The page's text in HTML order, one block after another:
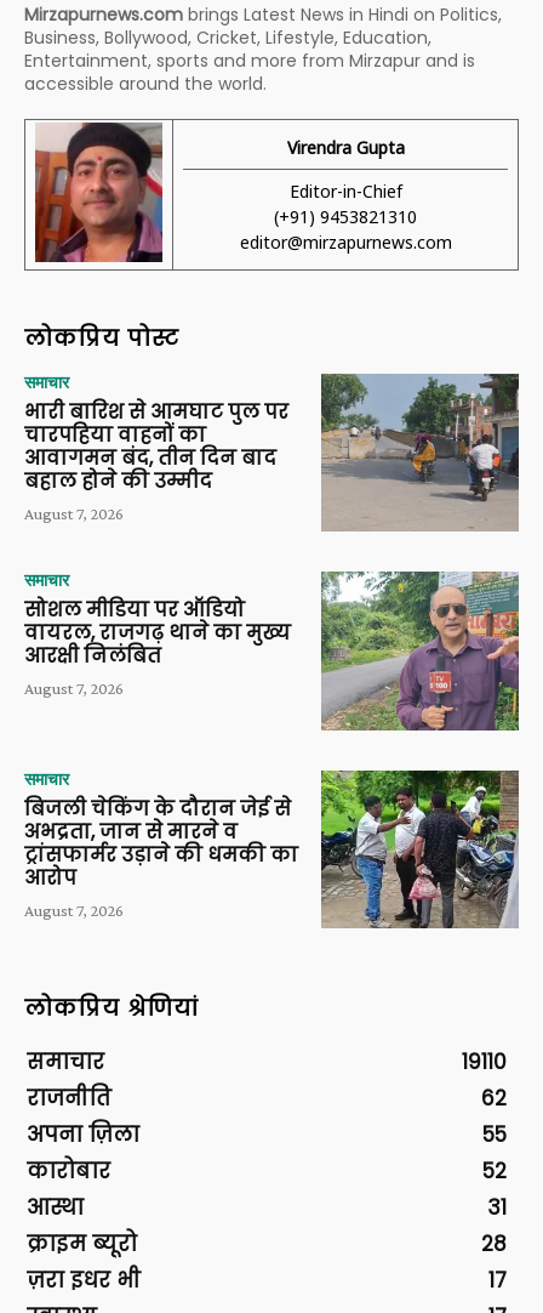
Mirzapurnews.com brings Latest News in Hindi on Politics,
Business, Bollywood, Cricket, Lifestyle, Education,
Entertainment, sports and more from Mirzapur and is
accessible around the world.
Virendra Gupta
Editor-in-Chief
(+91) 9453821310
editor@mirzapurnews.com
लोकप्रिय पोस्ट
समाचार
भारी बारिश से आमघाट पुल पर
चारपहिया वाहनों का
आवागमन बंद, तीन दिन बाद
बहाल होने की उम्मीद
August 7, 2026
समाचार
सोशल मीडिया पर ऑडियो
वायरल, राजगढ़ थाने का मुख्य
आरक्षी निलंबित
August 7, 2026
समाचार
बिजली चेकिंग के दौरान जेई से
अभद्रता, जान से मारने व
ट्रांसफार्मर उड़ाने की धमकी का
आरोप
August 7, 2026
लोकप्रिय श्रेणियां
समाचार
19110
राजनीति
62
अपना ज़िला
55
कारोबार
52
आस्था
31
क्राइम ब्यूरो
28
ज़रा इधर भी
17